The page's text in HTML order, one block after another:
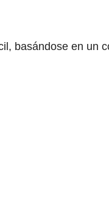
basándose en un